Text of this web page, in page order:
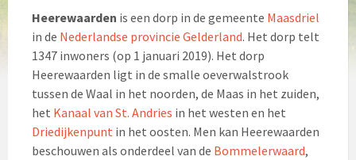
Heerewaarden is een dorp in de gemeente Maasdriel
in de Nederlandse provincie Gelderland. Het dorp telt
1347 inwoners (op 1 januari 2019). Het dorp
Heerewaarden ligt in de smalle oeverwalstrook
tussen de Waal in het noorden, de Maas in het zuiden,
het Kanaal van St. Andries in het westen en het
Driedijkenpunt in het oosten. Men kan Heerewaarden
beschouwen als onderdeel van de Bommelerwaard,